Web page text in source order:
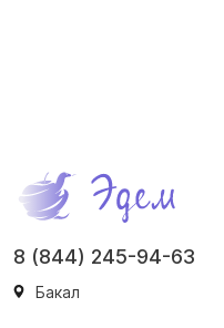
8 (844) 245-94-63
Бакал